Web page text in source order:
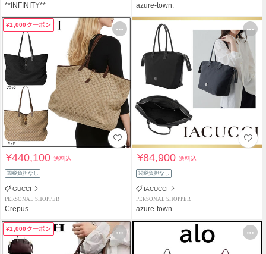
**INFINITY** azure-town.
¥1,000クーポン
¥440,100送料込
関税負担なし
GUCCI
PERSONAL SHOPPER
Crepus
¥84,900送料込
関税負担なし
IACUCCI
PERSONAL SHOPPER
azure-town.
¥1,000クーポン